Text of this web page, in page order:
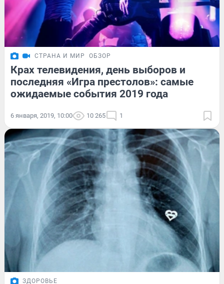
СТРАНА И МИР ОБЗОР
Крах телевидения, день выборов и
последняя «Игра престолов»: самые
ожидаемые события 2019 года
6 января, 2019, 10:00 10 265 1
ЗДОРОВЬЕ